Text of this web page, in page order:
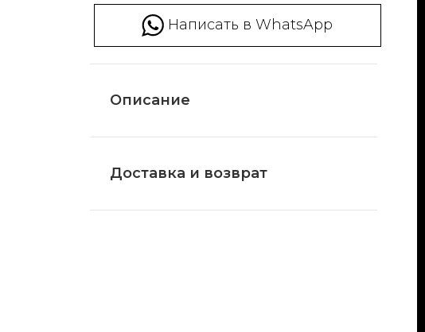
Написать в WhatsApp
Описание
Доставка и возврат